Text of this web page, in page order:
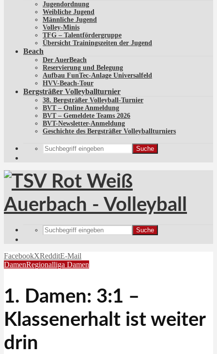
Jugendordnung
Weibliche Jugend
Männliche Jugend
Volley-Minis
TFG – Talentfördergruppe
Übersicht Trainingszeiten der Jugend
Beach
Der AuerBeach
Reservierung und Belegung
Aufbau FunTec-Anlage Universalfeld
HVV-Beach-Tour
Bergsträßer Volleyballturnier
38. Bergsträßer Volleyball-Turnier
BVT – Online Anmeldung
BVT – Gemeldete Teams 2026
BVT-Newsletter-Anmeldung
Geschichte des Bergsträßer Volleyballturniers
Suche
Suche
FacebookXRedditE-Mail
DamenRegionalliga Damen
1. Damen: 3:1 –
Klassenerhalt ist weiter
drin